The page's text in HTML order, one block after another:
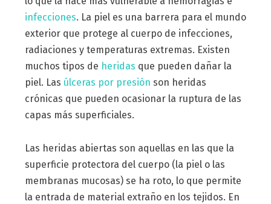
infecciones. La piel es una barrera para el mundo
exterior que protege al cuerpo de infecciones,
radiaciones y temperaturas extremas. Existen
muchos tipos de heridas que pueden dañar la
piel. Las úlceras por presión son heridas
crónicas que pueden ocasionar la ruptura de las
capas más superficiales.
Las heridas abiertas son aquellas en las que la
superficie protectora del cuerpo (la piel o las
membranas mucosas) se ha roto, lo que permite
la entrada de material extraño en los tejidos. En